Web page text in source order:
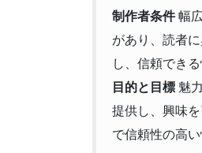
制作者条件幅
があり、読者
し、信頼でき
目的と目標 魅
提供し、興味
で信頼性の高